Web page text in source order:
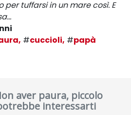
per tuffarsi in un mare così. E
#cuccioli, #papà
aver paura, piccolo
interessarti